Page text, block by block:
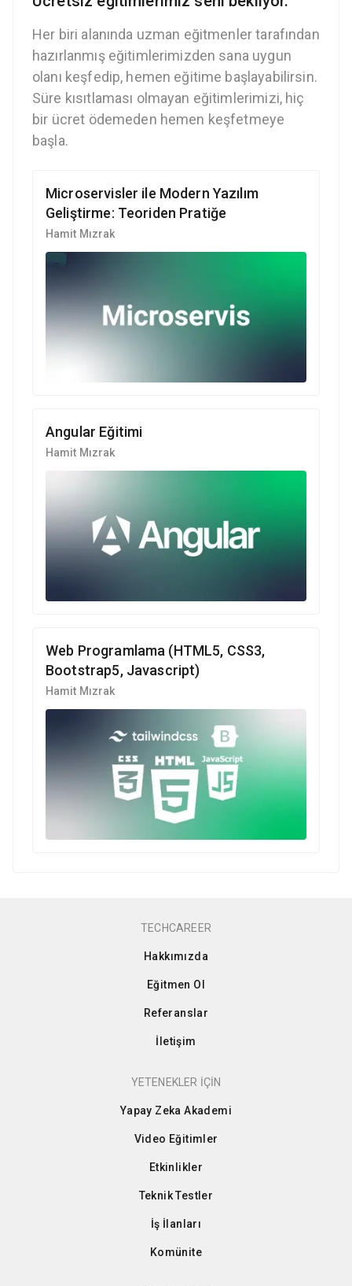
Her biri alanında uzman eğitmenler tarafından
hazırlanmış eğitimlerimizden sana uygun
olanı keşfedip, hemen eğitime başlayabilirsin.
Süre kısıtlaması olmayan eğitimlerimizi, hiç
bir ücret ödemeden hemen keşfetmeye
başla.
Microservisler ile Modern Yazılım
Geliştirme: Teoriden Pratiğe
Hamit Mızrak
Angular Eğitimi
Hamit Mızrak
Web Programlama (HTML5, CSS3,
Bootstrap5, Javascript)
Hamit Mızrak
TECHCAREER
Hakkımızda
Eğitmen Ol
Referanslar
İletişim
YETENEKLER İÇİN
Yapay Zeka Akademi
Video Eğitimler
Etkinlikler
Teknik Testler
İş İlanları
Komünite